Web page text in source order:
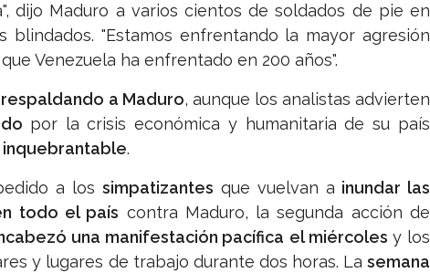
dijo Maduro a varios cientos de soldados de pie en
blindados. "Estamos enfrentando la mayor agresión
Venezuela ha enfrentado en 200 años".
a Maduro, aunque los analistas advierten
por la crisis económica y humanitaria de su país
.
a los simpatizantes que vuelvan a inundar las
todo el país contra Maduro, la segunda acción de
una manifestación pacífica el miércoles y los
y lugares de trabajo durante dos horas. La semana